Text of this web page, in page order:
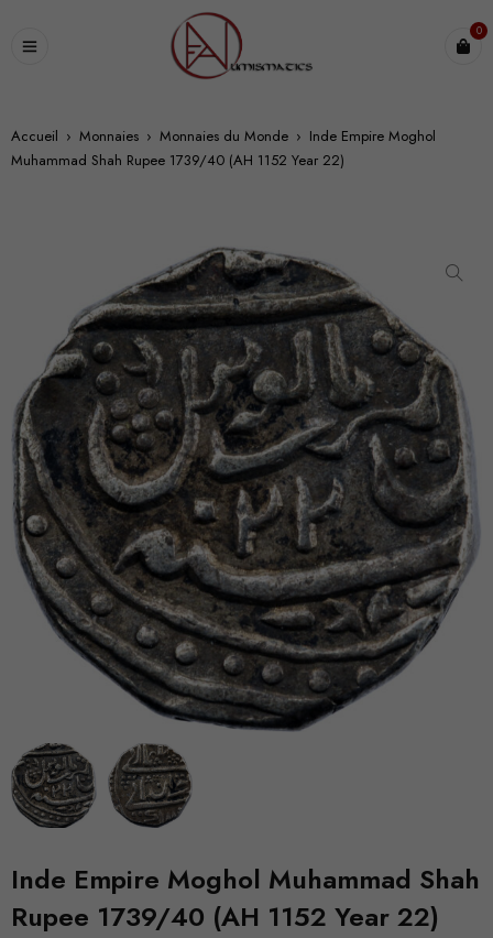
0
Accueil › Monnaies › Monnaies du Monde › Inde Empire Moghol
Muhammad Shah Rupee 1739/40 (AH 1152 Year 22)
Inde Empire Moghol Muhammad Shah
Rupee 1739/40 (AH 1152 Year 22)